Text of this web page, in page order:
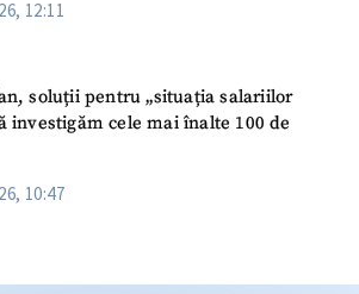
12:11
soluții pentru „situația salariilor
investigăm cele mai înalte 100 de
10:47